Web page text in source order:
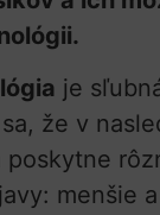
je
že v
poskytne
menšie